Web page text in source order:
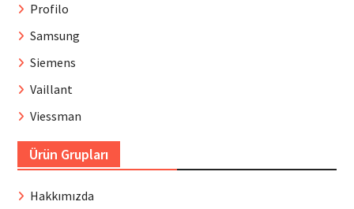
Profilo
Samsung
Siemens
Vaillant
Viessman
Ürün Grupları
Hakkımızda